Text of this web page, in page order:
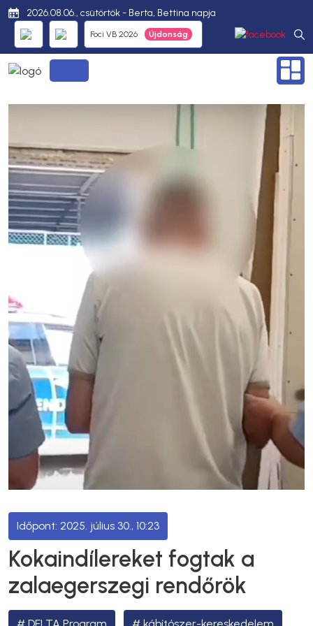
2026.08.06., csütörtök - Berta, Bettina napja
Foci VB 2026
2025. július 30., 10:23
Kokaindílereket fogtak a
zalaegerszegi rendőrök